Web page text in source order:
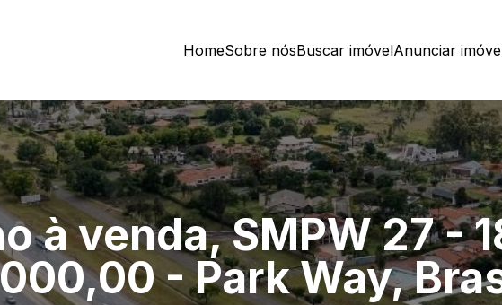
HomeSobre nósBuscar imóvelAnunciar
à venda, SMPW 27 -
- Park Way,